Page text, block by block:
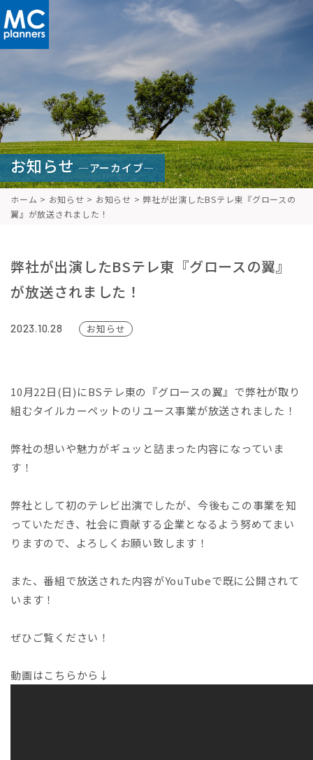
お知らせ —アーカイブ—
ホーム > お知らせ > お知らせ > 弊社が出演したBSテレ東『グロースの
翼』が放送されました！
弊社が出演したBSテレ東『グロースの翼』
が放送されました！
2023.10.28 お知らせ
10月22日(日)にBSテレ東の『グロースの翼』で弊社が取り
組むタイルカーペットのリユース事業が放送されました！
弊社の想いや魅力がギュッと詰まった内容になっていま
す！
弊社として初のテレビ出演でしたが、今後もこの事業を知
っていただき、社会に貢献する企業となるよう努めてまい
りますので、よろしくお願い致します！
また、番組で放送された内容がYouTubeで既に公開されて
います！
ぜひご覧ください！
動画はこちらから↓